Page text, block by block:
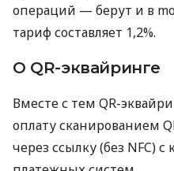
операций — берут и в
тариф составляет 1,2%.
О QR-эквайринге
Вместе с тем QR-
оплату сканированием
через ссылку (без NFC)